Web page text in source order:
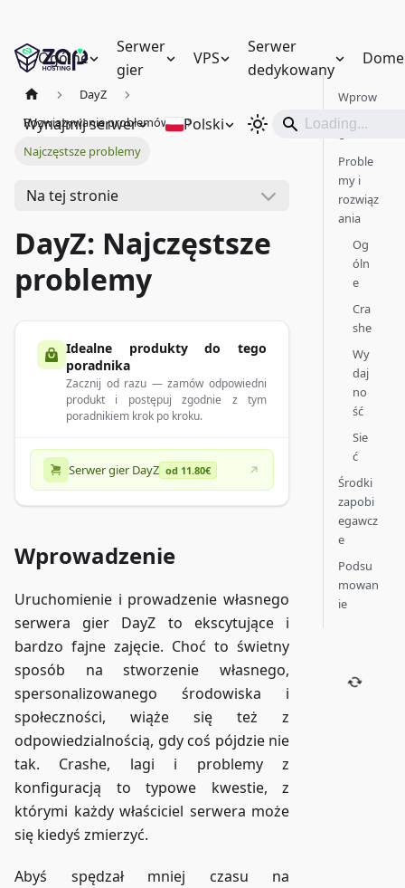
Ogólne
Serwer
gier
VPS
Serwer
dedykowany
Wynajmij serwer Polski
DayZ
Rozwiązywanie problemów
Najczęstsze problemy
Na tej stronie
DayZ: Najczęstsze
problemy
Idealne produkty do tego
poradnika
Zacznij od razu — zamów odpowiedni
produkt i postępuj zgodnie z tym
poradnikiem krok po kroku.
Serwer gier DayZ od 11.80€
Wprowadzenie
Uruchomienie i prowadzenie własnego
serwera gier DayZ to ekscytujące i
bardzo fajne zajęcie. Choć to świetny
sposób na stworzenie własnego,
spersonalizowanego środowiska i
społeczności, wiąże się też z
odpowiedzialnością, gdy coś pójdzie nie
tak. Crashe, lagi i problemy z
konfiguracją to typowe kwestie, z
którymi każdy właściciel serwera może
się kiedyś zmierzyć.
Abyś spędzał mniej czasu na
Wprow
adzeni
e
Proble
my i
rozwiąz
ania
Og
óln
e
Cra
she
Wy
daj
no
ść
Sie
ć
Środki
zapobi
egawcz
e
Podsu
mowan
ie